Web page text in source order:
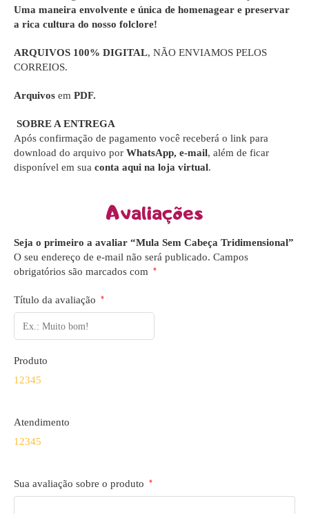
Uma maneira envolvente e única de homenagear e preservar
a rica cultura do nosso folclore!
ARQUIVOS 100% DIGITAL, NÃO ENVIAMOS PELOS
CORREIOS.
Arquivos em PDF.
SOBRE A ENTREGA
Após confirmação de pagamento você receberá o link para
download do arquivo por WhatsApp, e-mail, além de ficar
disponível em sua conta aqui na loja virtual.
Avaliações
Seja o primeiro a avaliar “Mula Sem Cabeça Tridimensional”
O seu endereço de e-mail não será publicado. Campos
obrigatórios são marcados com
*
Título da avaliação *
Produto
12345
Atendimento
12345
Sua avaliação sobre o produto *